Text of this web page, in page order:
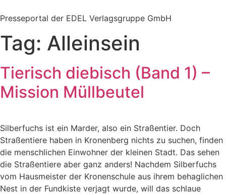
Inhalt
Presseportal der EDEL Verlagsgruppe GmbH
Tag: Alleinsein
Tierisch diebisch (Band 1) –
Mission Müllbeutel
Silberfuchs ist ein Marder, also ein Straßentier. Doch
Straßentiere haben in Kronenberg nichts zu suchen, finden
die menschlichen Einwohner der kleinen Stadt. Das sehen
die Straßentiere aber ganz anders! Nachdem Silberfuchs
vom Hausmeister der Kronenschule aus ihrem behaglichen
Nest in der Fundkiste verjagt wurde, will das schlaue